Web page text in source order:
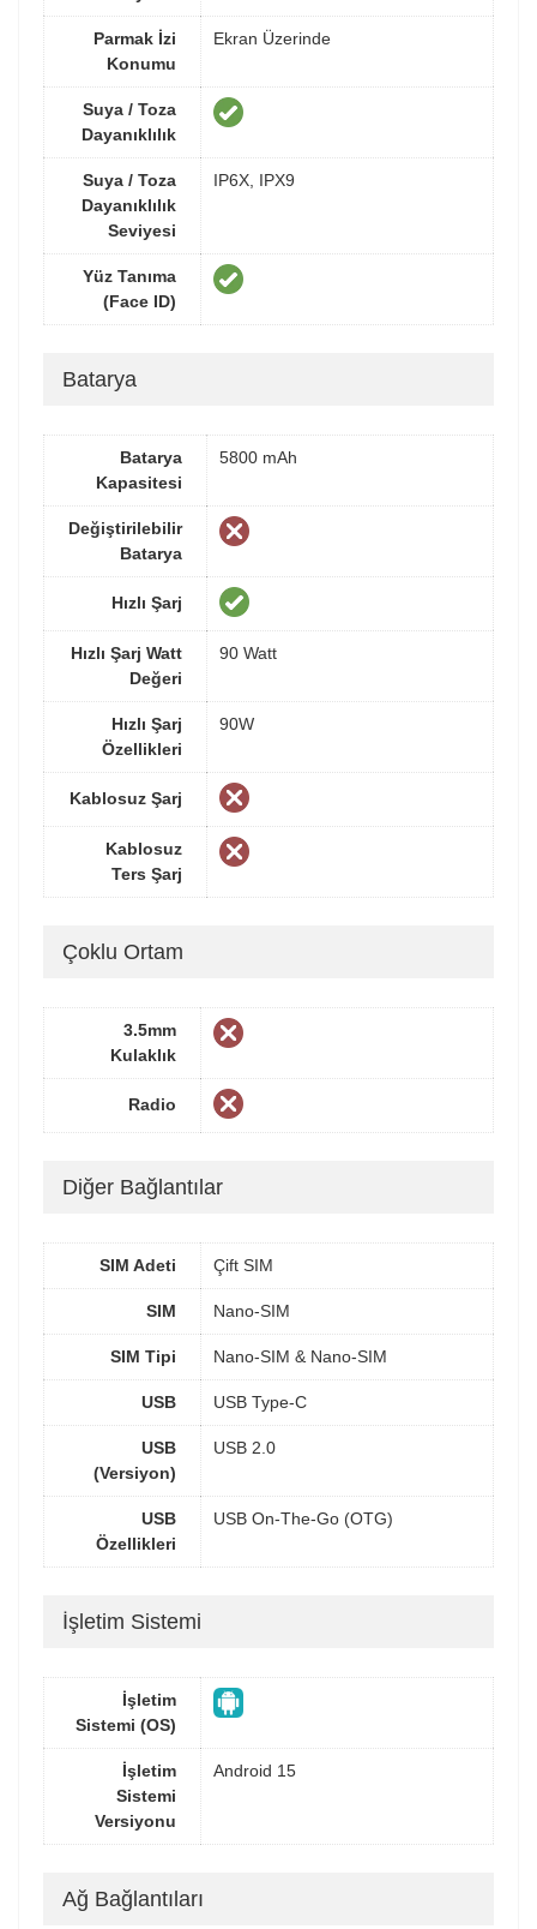
Parmak İzi
Konumu
Ekran Üzerinde
Suya / Toza
Dayanıklılık
Suya / Toza
Dayanıklılık
Seviyesi
IP6X, IPX9
Yüz Tanıma
(Face ID)
Batarya
Batarya
Kapasitesi
5800 mAh
Değiştirilebilir
Batarya
Hızlı Şarj
Hızlı Şarj Watt
Değeri
90 Watt
Hızlı Şarj
Özellikleri
90W
Kablosuz Şarj
Kablosuz
Ters Şarj
Çoklu Ortam
3.5mm
Kulaklık
Radio
Diğer Bağlantılar
SIM Adeti Çift SIM
SIM Nano-SIM
SIM Tipi Nano-SIM & Nano-SIM
USB USB Type-C
USB
(Versiyon)
USB 2.0
USB
Özellikleri
USB On-The-Go (OTG)
İşletim Sistemi
İşletim
Sistemi (OS)
İşletim
Sistemi
Versiyonu
Android 15
Ağ Bağlantıları